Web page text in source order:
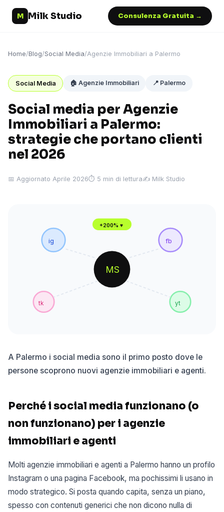
M Milk Studio Consulenza Gratuita →
Home/Blog/Social Media/Agenzie Immobiliari a Palermo
Social Media 🏠 Agenzie Immobiliari 📍 Palermo
Social media per Agenzie
Immobiliari a Palermo:
strategie che portano clienti
nel 2026
📅 Aggiornato Aprile 2026⏱ 5 min di lettura✍️ Milk Studio
MS
ig fb
tk yt
+200% ♥
A Palermo i social media sono il primo posto dove le
persone scoprono nuovi agenzie immobiliari e agenti.
Perché i social media funzionano (o
non funzionano) per i agenzie
immobiliari e agenti
Molti agenzie immobiliari e agenti a Palermo hanno un profilo
Instagram o una pagina Facebook, ma pochissimi li usano in
modo strategico. Si posta quando capita, senza un piano,
spesso con contenuti generici che non dicono nulla di